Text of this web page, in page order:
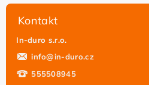
Kontakt
In-duro s.r.o.
info@in-duro.cz
555508945